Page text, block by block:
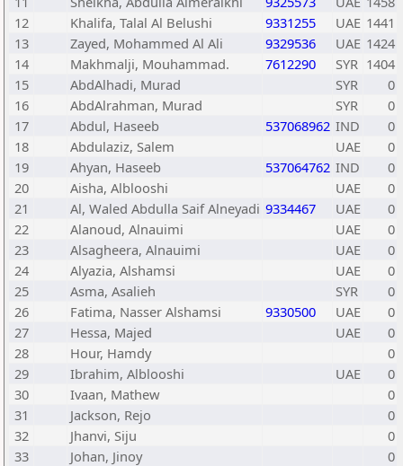
12
Khalifa, Talal Al Belushi 9331255 UAE 1441
13
Zayed, Mohammed Al Ali 9329536 UAE 1424
14
Makhmalji, Mouhammad. 7612290 SYR 1404
15
AbdAlhadi, Murad SYR
0
16
AbdAlrahman, Murad SYR
0
17
Abdul, Haseeb 537068962 IND
0
18
Abdulaziz, Salem UAE
0
19
Ahyan, Haseeb 537064762 IND
0
20
Aisha, Alblooshi UAE
0
21
Al, Waled Abdulla Saif Alneyadi 9334467 UAE
0
22
Alanoud, Alnauimi UAE
0
23
Alsagheera, Alnauimi UAE
0
24
Alyazia, Alshamsi UAE
0
25
Asma, Asalieh SYR
0
26
Fatima, Nasser Alshamsi 9330500 UAE
0
27
Hessa, Majed UAE
0
28
Hour, Hamdy
0
29
Ibrahim, Alblooshi UAE
0
30
Ivaan, Mathew
0
31
Jackson, Rejo
0
32
Jhanvi, Siju
0
33
Johan, Jinoy
0